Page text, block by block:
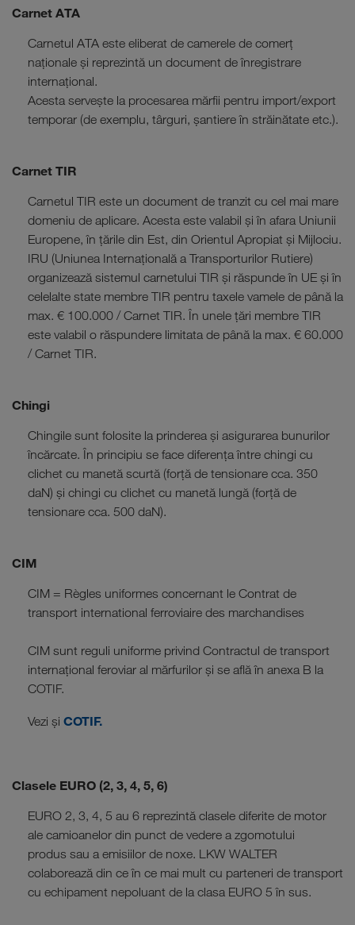
Carnet ATA
Carnetul ATA este eliberat de camerele de comerț
naționale și reprezintă un document de înregistrare
internațional.
Acesta servește la procesarea mărfii pentru import/export
temporar (de exemplu, târguri, șantiere în străinătate etc.).
Carnet TIR
Carnetul TIR este un document de tranzit cu cel mai mare
domeniu de aplicare. Acesta este valabil și în afara Uniunii
Europene, în țările din Est, din Orientul Apropiat și Mijlociu.
IRU (Uniunea Internațională a Transporturilor Rutiere)
organizează sistemul carnetului TIR și răspunde în UE și în
celelalte state membre TIR pentru taxele vamele de până la
max. € 100.000 / Carnet TIR. În unele țări membre TIR
este valabil o răspundere limitata de până la max. € 60.000
/ Carnet TIR.
Chingi
Chingile sunt folosite la prinderea și asigurarea bunurilor
încărcate. În principiu se face diferența între chingi cu
clichet cu manetă scurtă (forță de tensionare cca. 350
daN) și chingi cu clichet cu manetă lungă (forță de
tensionare cca. 500 daN).
CIM
CIM = Règles uniformes concernant le Contrat de
transport international ferroviaire des marchandises
CIM sunt reguli uniforme privind Contractul de transport
internațional feroviar al mărfurilor și se află în anexa B la
COTIF.
Vezi și COTIF.
Clasele EURO (2, 3, 4, 5, 6)
EURO 2, 3, 4, 5 au 6 reprezintă clasele diferite de motor
ale camioanelor din punct de vedere a zgomotului
produs sau a emisiilor de noxe. LKW WALTER
colaborează din ce în ce mai mult cu parteneri de transport
cu echipament nepoluant de la clasa EURO 5 în sus.